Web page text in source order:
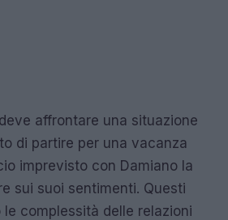
affrontare una situazione
di partire per una vacanza
imprevisto con Damiano la
sui suoi sentimenti. Questi
complessità delle relazioni